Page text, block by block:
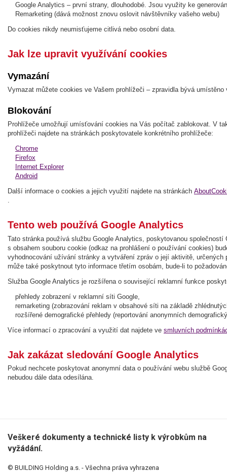
Google Analytics – první strany, dlouhodobé. Jsou využity ke
Remarketing (dává možnost znovu oslovit návštěvníky vašeho webu)
Do cookies nikdy neumisťujeme citlivá nebo osobní data.
Jak lze upravit využívání cookies
Vymazání
Vymazat můžete cookies ve Vašem prohlížeči – zpravidla bývá umístěno
Blokování
Prohlížeče umožňují umísťování cookies na Vás počítač zablokovat. V
prohlížeči najdete na stránkách poskytovatele konkrétního prohlížeče:
Chrome
Firefox
Internet Explorer
Android
Další informace o cookies a jejich využití najdete na stránkách
Tento web používá Google Analytics
Tato stránka používá službu Google Analytics, poskytovanou
s obsahem souboru cookie (odkaz na prohlášení o používání cookies)
vyhodnocování užívání stránky a vytváření zpráv o její aktivitě,
může také poskytnout tyto informace třetím osobám, bude-li to
Služba Google Analytics je rozšířena o související reklamní funkce
přehledy zobrazení v reklamní síti Google,
remarketing (zobrazování reklam v obsahové síti na základě
rozšířené demografické přehledy (reportování anonymních
Více informací o zpracování a využití dat najdete ve smluvních
Jak zakázat sledování Google Analytics
Pokud nechcete poskytovat anonymní data o používání webu službě
nebudou dále data odesílána.
Veškeré dokumenty a technické listy k výrobkům na
vyžádání.
© BUILDING Holding a.s. - Všechna práva vyhrazena